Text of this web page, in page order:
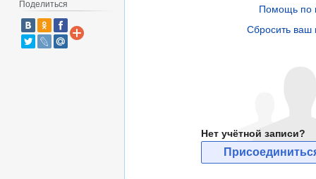
Помощь по
Сбросить ваш
Нет учётной записи?
Поделиться